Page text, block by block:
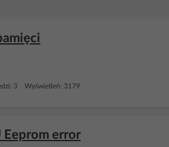
3 Wyświetleń: 3179
Eeprom error